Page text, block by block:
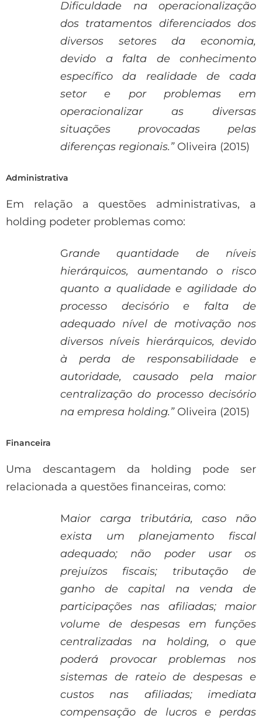
Dificuldade na operacionalização
dos tratamentos diferenciados dos
diversos setores da economia,
devido a falta de conhecimento
específico da realidade de cada
setor e por problemas em
operacionalizar as diversas
situações provocadas pelas
diferenças regionais.” Oliveira (2015)
Administrativa
Em relação a questões administrativas, a
holding podeter problemas como:
Grande quantidade de níveis
hierárquicos, aumentando o risco
quanto a qualidade e agilidade do
processo decisório e falta de
adequado nível de motivação nos
diversos níveis hierárquicos, devido
à perda de responsabilidade e
autoridade, causado pela maior
centralização do processo decisório
na empresa holding.” Oliveira (2015)
Financeira
Uma descantagem da holding pode ser
relacionada a questões financeiras, como:
Maior carga tributária, caso não
exista um planejamento fiscal
adequado; não poder usar os
prejuízos fiscais; tributação de
ganho de capital na venda de
participações nas afiliadas; maior
volume de despesas em funções
centralizadas na holding, o que
poderá provocar problemas nos
sistemas de rateio de despesas e
custos nas afiliadas; imediata
compensação de lucros e perdas